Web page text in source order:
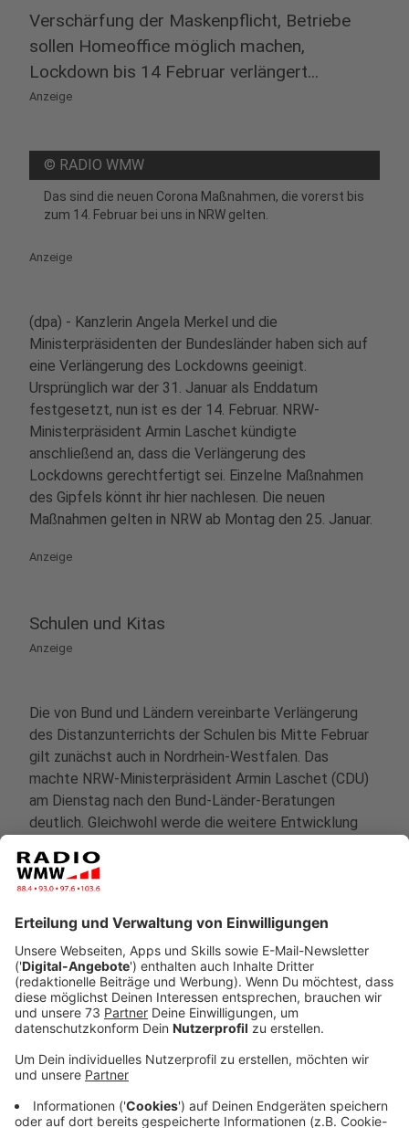
Verschärfung der Maskenpflicht, Betriebe
sollen Homeoffice möglich machen,
Lockdown bis 14 Februar verlängert...
Anzeige
© RADIO WMW
Das sind die neuen Corona Maßnahmen, die vorerst bis
zum 14. Februar bei uns in NRW gelten.
Anzeige
(dpa) - Kanzlerin Angela Merkel und die
Ministerpräsidenten der Bundesländer haben sich auf
eine Verlängerung des Lockdowns geeinigt.
Ursprünglich war der 31. Januar als Enddatum
festgesetzt, nun ist es der 14. Februar. NRW-
Ministerpräsident Armin Laschet kündigte
anschließend an, dass die Verlängerung des
Lockdowns gerechtfertigt sei. Einzelne Maßnahmen
des Gipfels könnt ihr hier nachlesen. Die neuen
Maßnahmen gelten in NRW ab Montag den 25. Januar.
Anzeige
Schulen und Kitas
Anzeige
Die von Bund und Ländern vereinbarte Verlängerung
des Distanzunterrichts der Schulen bis Mitte Februar
gilt zunächst auch in Nordrhein-Westfalen. Das
machte NRW-Ministerpräsident Armin Laschet (CDU)
am Dienstag nach den Bund-Länder-Beratungen
deutlich. Gleichwohl werde die weitere Entwicklung
„Wenn es plötzlich etwas anderes möglich
machen würde, dann werden wir neu
sagte der neue CDU-Bundesvorsitzende.
Anzeige
auch nicht das Ziel der Bund-Länder-Gespräche